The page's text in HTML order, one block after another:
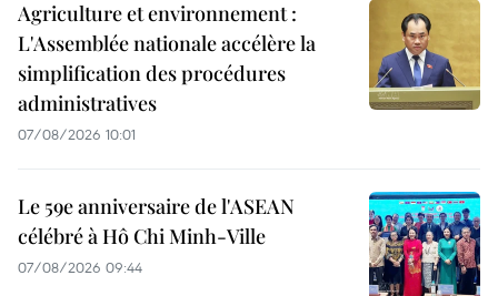
Agriculture et environnement :
L'Assemblée nationale accélère la
simplification des procédures
administratives
07/08/2026 10:01
Le 59e anniversaire de l'ASEAN
célébré à Hô Chi Minh-Ville
07/08/2026 09:44